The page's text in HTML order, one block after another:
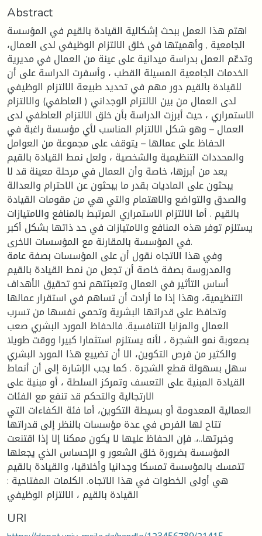
Abstract
اهتم هذا العمل ببحث إشكالية القيادة بالقيم في المؤسسة
الجامعية , وأهميتها في خلق الالتزام الوظيفي لدى العمال،
وتدعّم العمل بدراسة ميدانية على عينة من العمال في مديرية
الخدمات الجامعية المسيلة القطب ، وأسفرت الدراسة على أن
للقيادة بالقيم دور مهم في تحديد طبيعة الالتزام الوظيفي
لدى العمال من بين الالتزام الوجداني ( العاطفي) والالتزام
الاستمراري ، حيث أبرزت الدراسة بأن خلق الالتزام العاطفي لدى
العمال – وهو شكل الالتزام المناسب لأي مؤسسة راغبة في
الحفاظ على عمالها – يتوقف على مجموعة من العوامل
والمحددات التنظيمية والشخصية ، ولعل نمط القيادة بالقيم
يعد من أبرزها، خاصة وأن العمال في مرحلة معينة قد لا
يبحثون على الماديات بقدر ما يبحثون عن الاحترام والعدالة
والصدق والتواضع والاهتمام والتي هي من مقومات القيادة
بالقيم . أما الالتزام الاستمراري المرتبط بالمنافع والامتيازات
يستلزم توفر هذه المنافع والامتيازات في حد ذاتها بشكل أكبر
في المؤسسة بالمقارنة مع المؤسسات الاخرى.
وفي هذا الاتجاه نقول أن على المؤسسات بصفة عامة
والمدروسة بصفة خاصة أن تجعل من نمط القيادة بالقيم
أساس التأثير في العمال وتعبئتهم نحو تحقيق الأهداف
التنظيمية، وهذا إذا ما أرادت أن تساهم في استقرار عمالها
وتحافظ على قدراتها البشرية وتحمي نفسها من تسرب
العمال والمزايا التنافسية. فالحفاظ المورد البشري صعب
بصعوبة نمو الشجرة ، لأنه يستلزم استثمارا كبيرا ووقت طويلا
والكثير من فرص التكوين، الا أن تضييع هذا المورد البشري
سهل بسهولة قطع الشجرة . كما يجب الإشارة إلى أن أنماط
القيادة المبنية على التعسف وتمركز السلطة ، أو مبنية على
الارتجالية والتحكم قد تنفع مع الفئات
العمالية المعدومة أو بسيطة التكوين، أما فئة الكفاءات التي
تتاح لها الفرص في عدة مؤسسات بالنظر إلى قدراتها
وخبرتها..،. فإن الحفاظ عليها لا يكون ممكنا إلا إذا اقتنعت
المؤسسة بضرورة خلق الشعور و الإحساس الذي يجعلها
تتمسك بالمؤسسة تمسكا وجدانيا وأخلاقيا، والقيادة بالقيم
هي أولى الخطوات في هذا الاتجاه. الكلمات المفتاحية :
القيادة بالقيم ، الالتزام الوظيفي
URI